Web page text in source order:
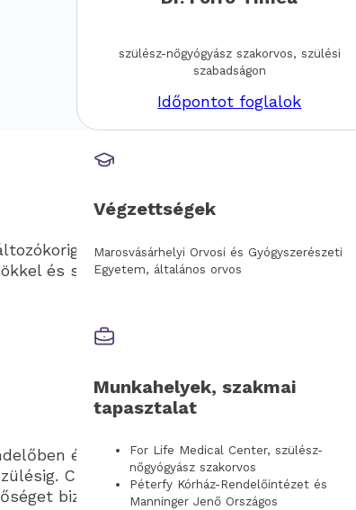
Szakértő, többségében női
és személyre szabott kezelésekkel
érhető el. Programunk célja a
Csomagajánlataink tartalmazzák a
biztosítanak.
szülész-nőgyógyász szakorvos, szülési
szabadságon
Időpontot foglalok
Végzettségek
Marosvásárhelyi Orvosi és Gyógyszerészeti
Egyetem, általános orvos
Munkahelyek, szakmai
tapasztalat
For Life Medical Center, szülész-
nőgyógyász szakorvos
Péterfy Kórház-Rendelőintézet és
Manninger Jenő Országos